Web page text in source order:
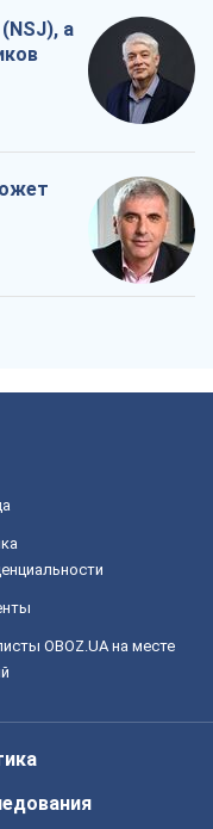
а
OBOZ.UA на месте